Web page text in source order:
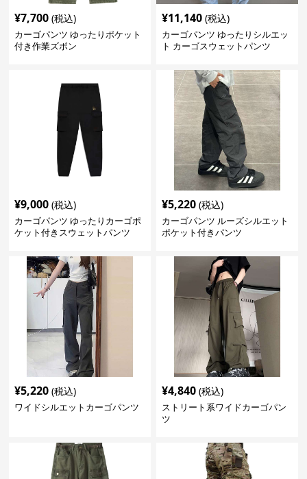
¥7,700 (税込)
カーゴパンツ ゆったりポケット
付き作業ズボン
¥11,140 (税込)
カーゴパンツ ゆったりシルエッ
ト カーゴスウェットパンツ
¥9,000 (税込)
カーゴパンツ ゆったりカーゴポ
ケット付きスウェットパンツ
¥5,220 (税込)
カーゴパンツ ルーズシルエット
ポケット付きパンツ
¥5,220 (税込)
ワイドシルエットカーゴパンツ
¥4,840 (税込)
ストリート系ワイドカーゴパン
ツ